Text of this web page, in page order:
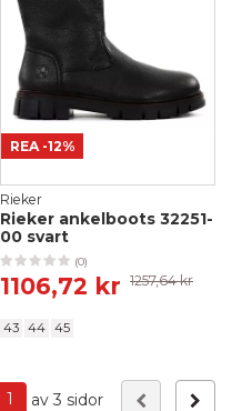
REA -12%
Rieker
Rieker ankelboots 32251-
00 svart
(0)
1106,72 kr 1257,64 kr
43 44 45
1 av 3 sidor